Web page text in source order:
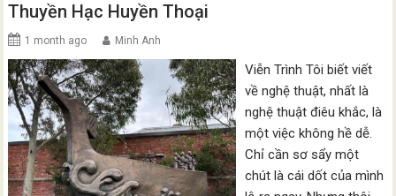
Thuyền Hạc Huyền Thoại
1 month ago Minh Anh
Viễn Trình Tôi biết viết
về nghệ thuật, nhất là
nghệ thuật điêu khắc, là
một việc không hề dễ.
Chỉ cần sơ sẩy một
chút là cái dốt của mình